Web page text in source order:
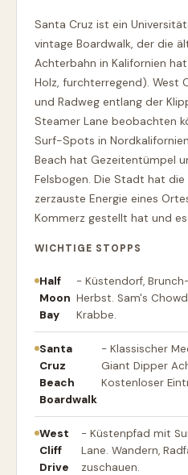
Santa Cruz ist ein
vintage Boardwalk, der die
Achterbahn in Kalifornien hat
Holz, furchterregend). West
und Radweg entlang der
Steamer Lane beobachten
Surf-Spots in
Beach hat Gezeitentümpel
Felsbogen. Die Stadt hat
zerzauste Energie eines
Kommerz gestellt hat und
WICHTIGE STOPPS
Half
Moon
Bay
- Küstendorf,
Herbst. Sam's
Krabbe.
Santa
Cruz
Beach
Boardwalk
- Klassischer
Giant Dipper
Kostenloser
West
Cliff
Drive
- Küstenpfad mit
Lane. Wandern,
zuschauen.